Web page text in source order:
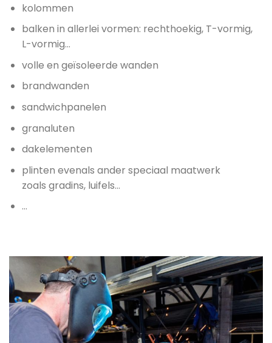
kolommen
balken in allerlei vormen: rechthoekig, T-vormig,
L-vormig…
volle en geïsoleerde wanden
brandwanden
sandwichpanelen
granaluten
dakelementen
plinten evenals ander speciaal maatwerk
zoals gradins, luifels…
…